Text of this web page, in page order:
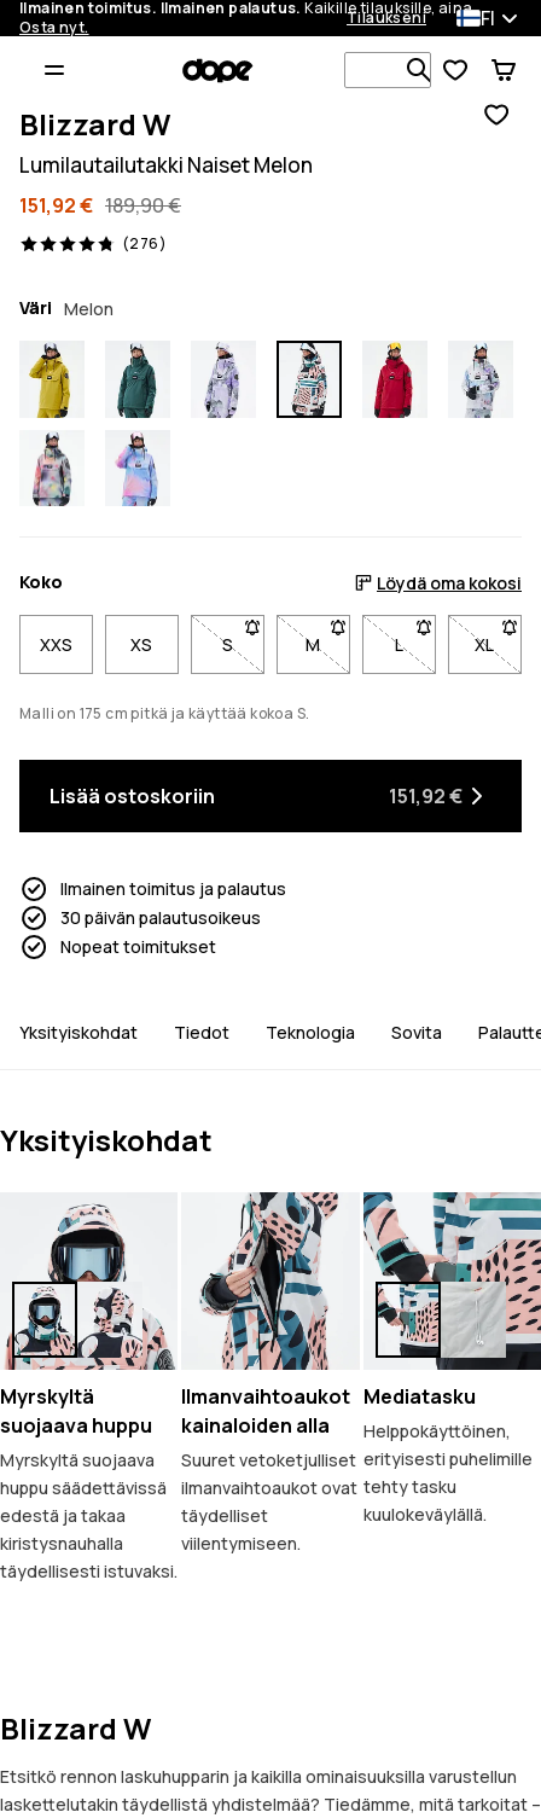
Ilmainen toimitus. Ilmainen palautus. Kaikille tilauksille, aina.
Osta nyt.
Tilaukseni FI
Etsi 1 000+
Blizzard W
Lumilautailutakki Naiset Melon
151,92 € 189,90 €
(276)
276 arvostelut, 4.8/5
Väri Melon
Koko Löydä oma kokosi
XXS XS S- Koko S ei ole saatavilla. Napsauta
M- Koko M ei ole saatavilla.
L- Koko L ei ole
XL- Koko
Malli on 175 cm pitkä ja käyttää kokoa S.
Lisää ostoskoriin 151,92 €
Ilmainen toimitus ja palautus
30 päivän palautusoikeus
Nopeat toimitukset
Yksityiskohdat Tiedot Teknologia Sovita
Yksityiskohdat
Myrskyltä
suojaava huppu
Myrskyltä suojaava
huppu säädettävissä
edestä ja takaa
kiristysnauhalla
täydellisesti istuvaksi.
Ilmanvaihtoaukot
kainaloiden alla
Suuret vetoketjulliset
ilmanvaihtoaukot ovat
täydelliset
viilentymiseen.
Mediatasku
Helppokäyttöinen,
erityisesti puhelimille
tehty tasku
kuulokeväylällä.
Blizzard W
Etsitkö rennon laskuhupparin ja kaikilla ominaisuuksilla varustellun
laskettelutakin täydellistä yhdistelmää? Tiedämme, mitä tarkoitat –